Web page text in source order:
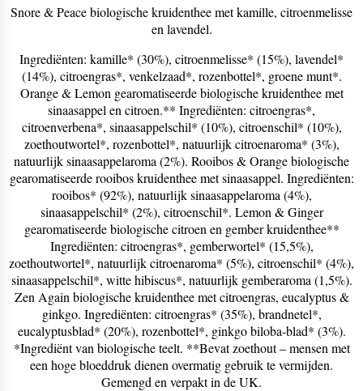
Snore & Peace biologische kruidenthee met kamille, citroenmelisse
en lavendel.
Ingrediënten: kamille* (30%), citroenmelisse* (15%), lavendel*
(14%), citroengras*, venkelzaad*, rozenbottel*, groene munt*.
Orange & Lemon gearomatiseerde biologische kruidenthee met
sinaasappel en citroen.** Ingrediënten: citroengras*,
citroenverbena*, sinaasappelschil* (10%), citroenschil* (10%),
zoethoutwortel*, rozenbottel*, natuurlijk citroenaroma* (3%),
natuurlijk sinaasappelaroma (2%). Rooibos & Orange biologische
gearomatiseerde rooibos kruidenthee met sinaasappel. Ingrediënten:
rooibos* (92%), natuurlijk sinaasappelaroma (4%),
sinaasappelschil* (2%), citroenschil*. Lemon & Ginger
gearomatiseerde biologische citroen en gember kruidenthee**
Ingrediënten: citroengras*, gemberwortel* (15,5%),
zoethoutwortel*, natuurlijk citroenaroma* (5%), citroenschil* (4%),
sinaasappelschil*, witte hibiscus*, natuurlijk gemberaroma (1,5%).
Zen Again biologische kruidenthee met citroengras, eucalyptus &
ginkgo. Ingrediënten: citroengras* (35%), brandnetel*,
eucalyptusblad* (20%), rozenbottel*, ginkgo biloba-blad* (3%).
*Ingrediënt van biologische teelt. **Bevat zoethout – mensen met
een hoge bloeddruk dienen overmatig gebruik te vermijden.
Gemengd en verpakt in de UK.